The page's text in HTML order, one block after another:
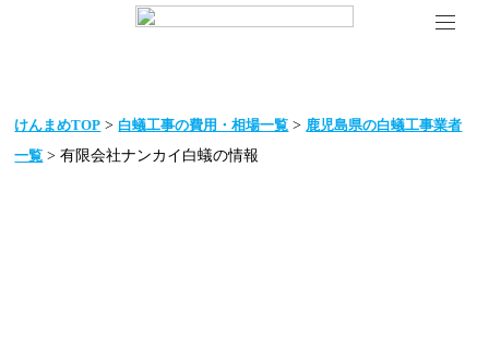
けんまめTOP > 白蟻工事の費用・相場一覧 > 鹿児島県の白蟻工事業者
一覧 > 有限会社ナンカイ白蟻の情報